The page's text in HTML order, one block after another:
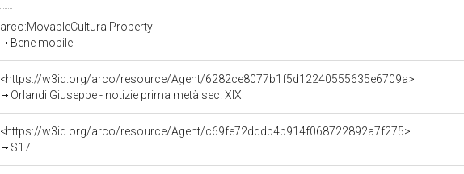
arco:MovableCulturalProperty
Bene mobile
<https://w3id.org/arco/resource/Agent/6282ce8077b1f5d12240555635e6709a>
Orlandi Giuseppe - notizie prima metà sec. XIX
<https://w3id.org/arco/resource/Agent/c69fe72dddb4b914f068722892a7f275>
S17